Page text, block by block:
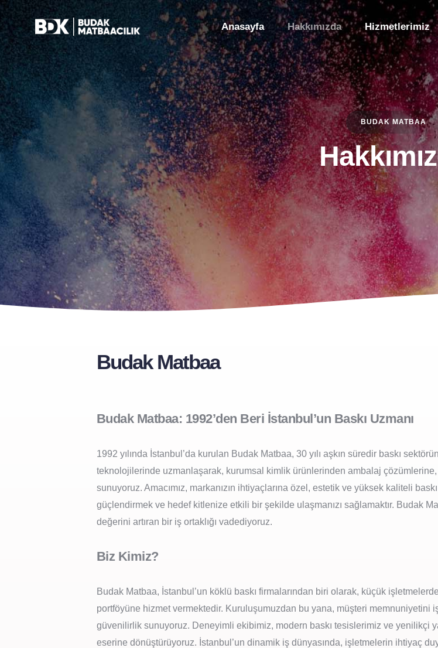
Anasayfa Hakkımızda Hizmetlerimiz
BUDAK MATBAA
Budak Matbaa
Budak Matbaa: 1992’den Beri İstanbul’un Baskı Uzmanı
1992 yılında İstanbul’da kurulan Budak Matbaa, 30 yılı aşkın süredir baskı
teknolojilerinde uzmanlaşarak, kurumsal kimlik ürünlerinden ambalaj
sunuyoruz. Amacımız, markanızın ihtiyaçlarına özel, estetik ve yüksek kaliteli
güçlendirmek ve hedef kitlenize etkili bir şekilde ulaşmanızı sağlamaktır. Budak
değerini artıran bir iş ortaklığı vadediyoruz.
Biz Kimiz?
Budak Matbaa, İstanbul’un köklü baskı firmalarından biri olarak, küçük
portföyüne hizmet vermektedir. Kuruluşumuzdan bu yana, müşteri memnuniyetini
güvenilirlik sunuyoruz. Deneyimli ekibimiz, modern baskı tesislerimiz ve yenilikçi
eserine dönüştürüyoruz. İstanbul’un dinamik iş dünyasında, işletmelerin ihtiyaç